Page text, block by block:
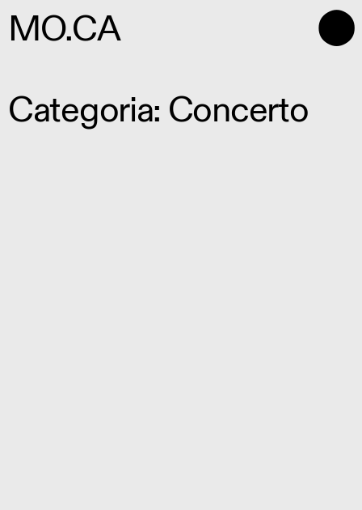
MO.CA
⬤
Categoria: Concerto